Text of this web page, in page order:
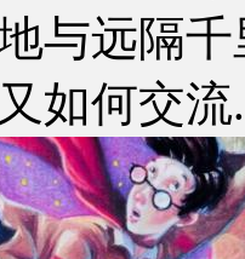
与远隔
如何交流